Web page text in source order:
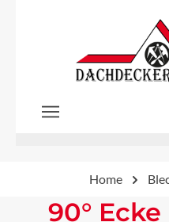
Zum Hauptinhalt springen
Home
90°